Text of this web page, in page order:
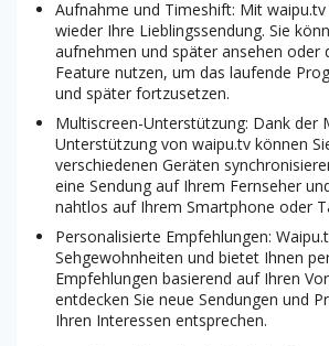
Aufnahme und Timeshift: Mit waipu.tv
wieder Ihre Lieblingssendung. Sie
aufnehmen und später ansehen oder
Feature nutzen, um das laufende
und später fortzusetzen.
Multiscreen-Unterstützung: Dank der
Unterstützung von waipu.tv können
verschiedenen Geräten
eine Sendung auf Ihrem Fernseher
nahtlos auf Ihrem Smartphone oder
Personalisierte Empfehlungen:
Sehgewohnheiten und bietet Ihnen
Empfehlungen basierend auf Ihren
entdecken Sie neue Sendungen und
Ihren Interessen entsprechen.